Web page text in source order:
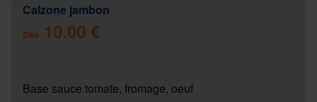
Calzone jambon
Dès 10.00 €
Base sauce tomate, fromage, oeuf